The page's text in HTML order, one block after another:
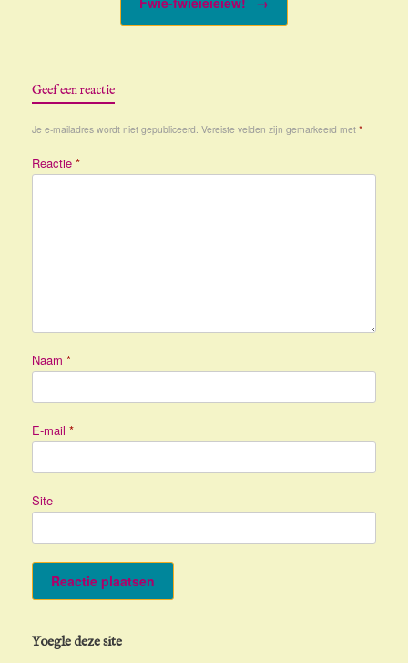
Geef een reactie
Je e-mailadres wordt niet gepubliceerd. Vereiste velden zijn gemarkeerd met *
Reactie *
Naam *
E-mail *
Site
Yoegle deze site